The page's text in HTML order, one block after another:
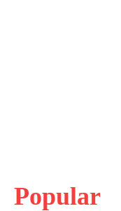
Popular